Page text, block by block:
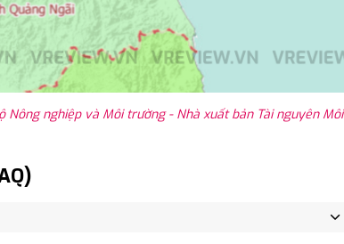
Nông nghiệp và Môi trường - Nhà xuất bản Tài nguyên Môi